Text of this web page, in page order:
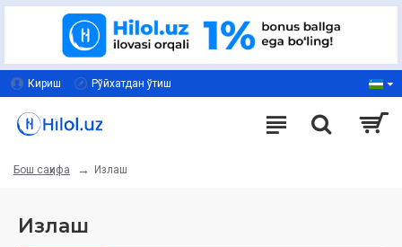
Кириш Рўйхатдан ўтиш
Бош саҳифа Излаш
Излаш